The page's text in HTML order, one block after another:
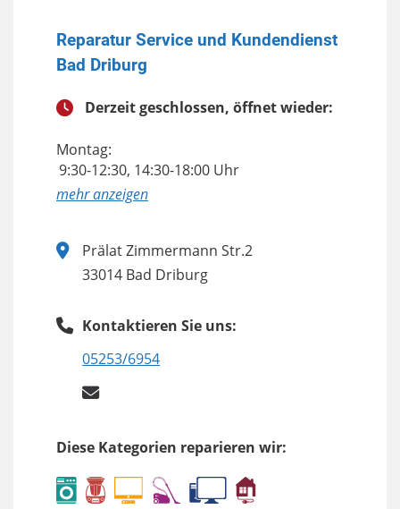
Reparatur Service und Kundendienst
Bad Driburg
Derzeit geschlossen, öffnet wieder:
Montag:
9:30-12:30, 14:30-18:00 Uhr
anzeigen
Prälat Zimmermann Str.2
33014 Bad Driburg
Kontaktieren Sie uns:
05253/6954
Diese Kategorien reparieren wir: